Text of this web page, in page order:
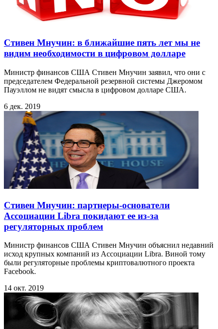
Стивен Мнучин: в ближайшие пять лет мы не
видим необходимости в цифровом долларе
Министр финансов США Стивен Мнучин заявил, что они с
председателем Федеральной резервной системы Джеромом
Пауэллом не видят смысла в цифровом долларе США.
6 дек. 2019
Стивен Мнучин: партнеры-основатели
Ассоциации Libra покидают ее из-за
регуляторных проблем
Министр финансов США Стивен Мнучин объяснил недавний
исход крупных компаний из Ассоциации Libra. Виной тому
были регуляторные проблемы криптовалютного проекта
Facebook.
14 окт. 2019